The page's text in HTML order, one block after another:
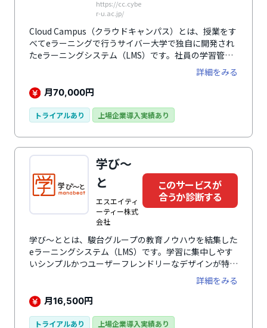
https://cc.cybe
r-u.ac.jp/
Cloud Campus（クラウドキャンパス）とは、授業をす
べてeラーニングで行うサイバー大学で独自に開発され
たeラーニングシステム（LMS）です。社員の学習管理
だけでなく、動画コンテンツの制作等のカスタマイズが
詳細をみる
月70,000円
トライアルあり 上場企業導入実績あり
学び～
と
エスエイティ
ーティー株式
会社
このサービスが
合うか診断する
学び～ととは、駿台グループの教育ノウハウを結集した
eラーニングシステム（LMS）です。学習に集中しやす
いシンプルかつユーザーフレンドリーなデザインが特徴
です。受講者や科目ごとに進捗を把握できるなど、管理
者が助かる機能も豊富に搭載しています。お手持ちの
PowerPointからも教材を作成できるのもメリットで
の運用コンサルを受けらるため、初めてeラーニングシ
詳細をみる
月16,500円
トライアルあり 上場企業導入実績あり